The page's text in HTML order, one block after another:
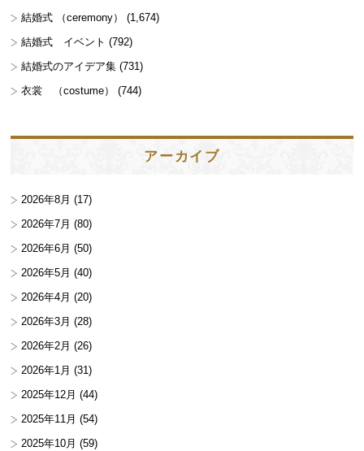
結婚式 （ceremony）
(1,674)
結婚式 イベント (792)
結婚式のアイデア集 (731)
衣裳 （costume）
(744)
アーカイブ
2026年8月 (17)
2026年7月 (80)
2026年6月 (50)
2026年5月 (40)
2026年4月 (20)
2026年3月 (28)
2026年2月 (26)
2026年1月 (31)
2025年12月 (44)
2025年11月 (54)
2025年10月 (59)